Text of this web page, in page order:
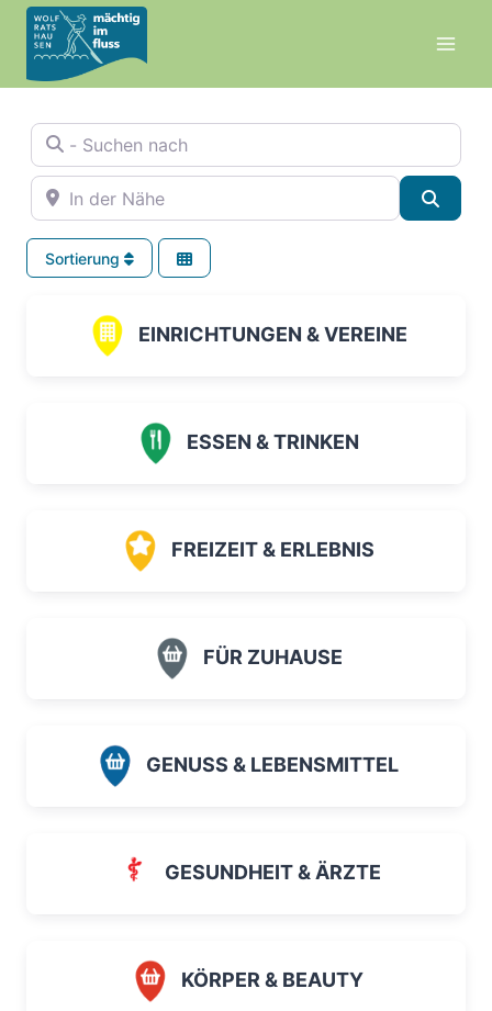
Zum
Inhalt
springen
- Suchen nach
In der Nähe
Sortierung
EINRICHTUNGEN & VEREINE
ESSEN & TRINKEN
FREIZEIT & ERLEBNIS
FÜR ZUHAUSE
GENUSS & LEBENSMITTEL
GESUNDHEIT & ÄRZTE
KÖRPER & BEAUTY